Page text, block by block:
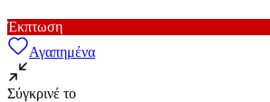
Έκπτωση
Αγαπημένα
Σύγκρινέ το